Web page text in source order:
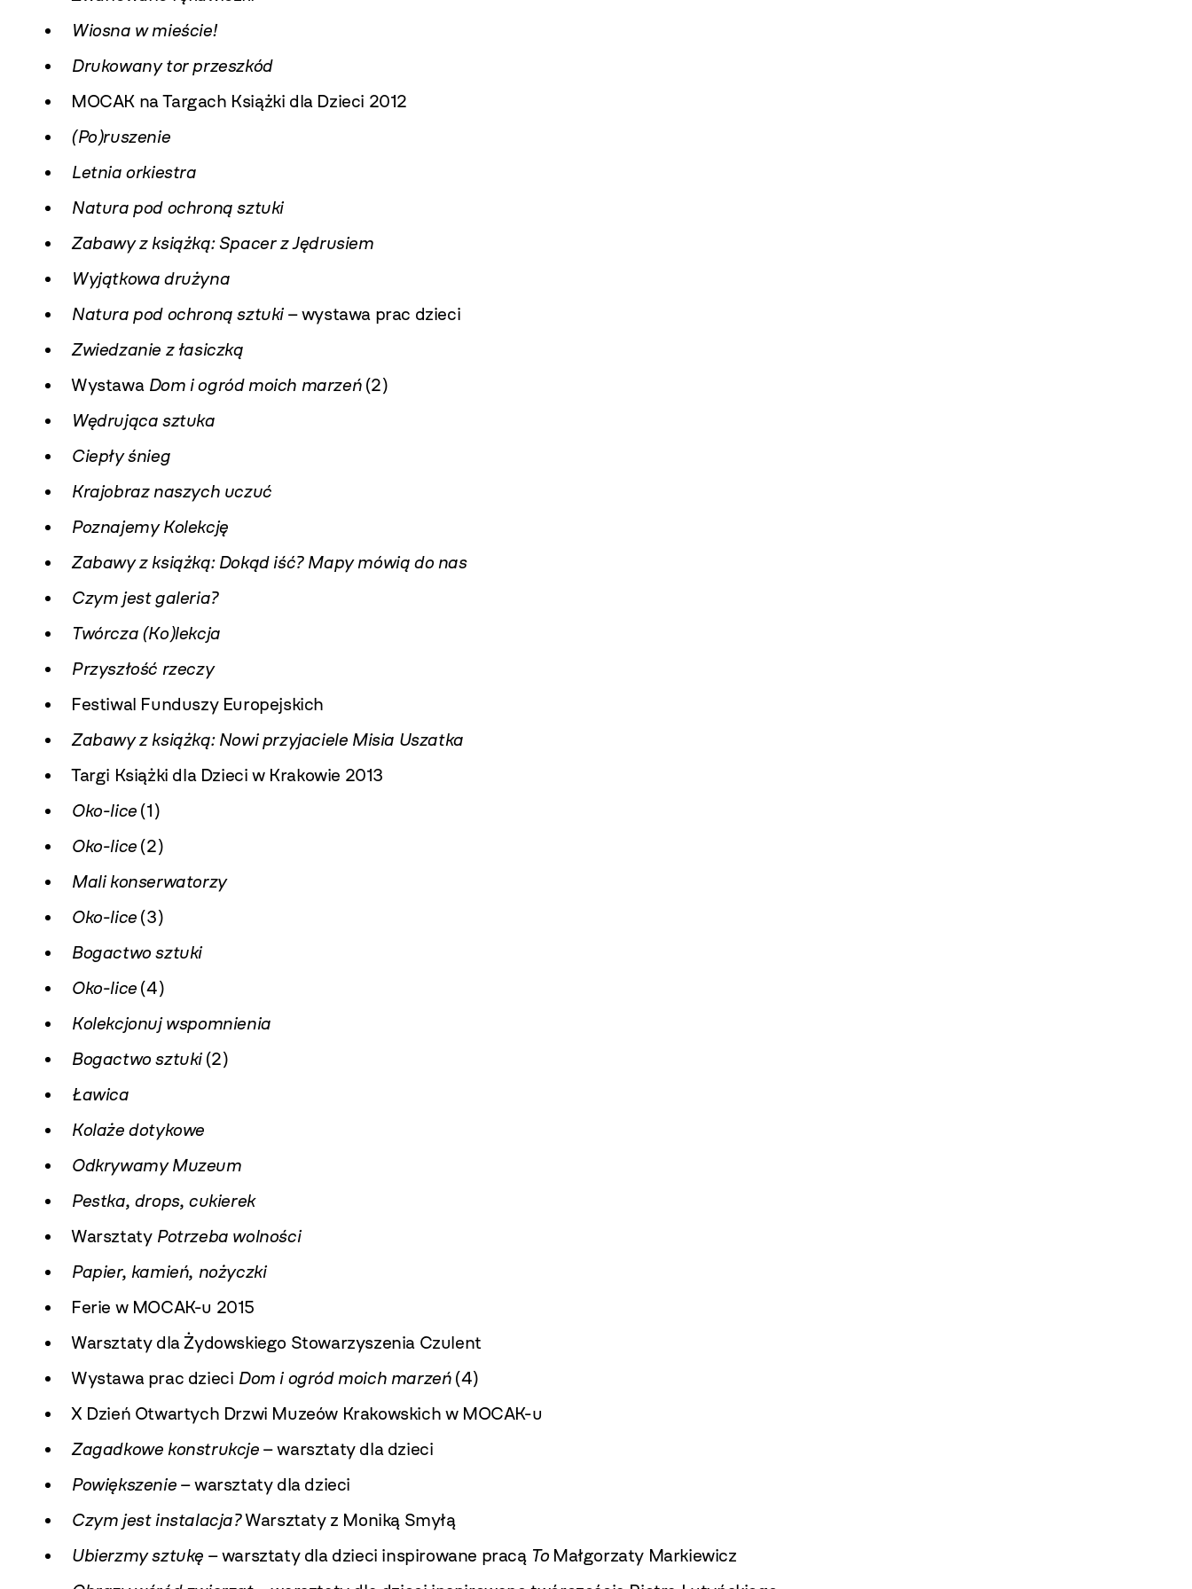
Wiosna w mieście!
Drukowany tor przeszkód
MOCAK na Targach Książki dla Dzieci 2012
(Po)ruszenie
Letnia orkiestra
Natura pod ochroną sztuki
Zabawy z książką: Spacer z Jędrusiem
Wyjątkowa drużyna
Natura pod ochroną sztuki– wystawa prac dzieci
Zwiedzanie z łasiczką
Wystawa Dom i ogród moich marzeń(2)
Wędrująca sztuka
Ciepły śnieg
Krajobraz naszych uczuć
Poznajemy Kolekcję
Zabawy z książką: Dokąd iść? Mapy mówią do nas
Czym jest galeria?
Twórcza (Ko)lekcja
Przyszłość rzeczy
Festiwal Funduszy Europejskich
Zabawy z książką: Nowi przyjaciele Misia Uszatka
Targi Książki dla Dzieci w Krakowie 2013
Oko-lice(1)
Oko-lice(2)
Mali konserwatorzy
Oko-lice(3)
Bogactwo sztuki
Oko-lice(4)
Kolekcjonuj wspomnienia
Bogactwo sztuki(2)
Ławica
Kolaże dotykowe
Odkrywamy Muzeum
Pestka, drops, cukierek
Warsztaty Potrzeba wolności
Papier, kamień, nożyczki
Ferie w MOCAK-u 2015
Warsztaty dla Żydowskiego Stowarzyszenia Czulent
Wystawa prac dzieci Dom i ogród moich marzeń(4)
X Dzień Otwartych Drzwi Muzeów Krakowskich w MOCAK-u
Zagadkowe konstrukcje– warsztaty dla dzieci
Powiększenie– warsztaty dla dzieci
Czym jest instalacja?Warsztaty z Moniką Smyłą
Ubierzmy sztukę – warsztaty dla dzieci inspirowane pracą ToMałgorzaty Markiewicz